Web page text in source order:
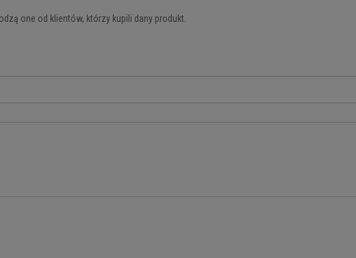
one od klientów, którzy kupili dany produkt.